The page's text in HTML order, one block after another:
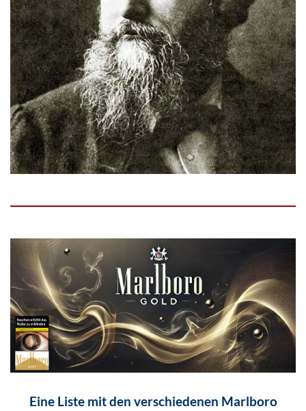
Eine Liste mit den verschiedenen Marlboro